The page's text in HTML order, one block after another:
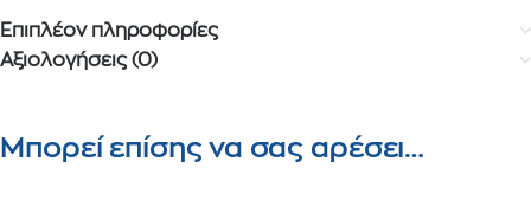
Επιπλέον πληροφορίες
Αξιολογήσεις (0)
Μπορεί επίσης να σας αρέσει…